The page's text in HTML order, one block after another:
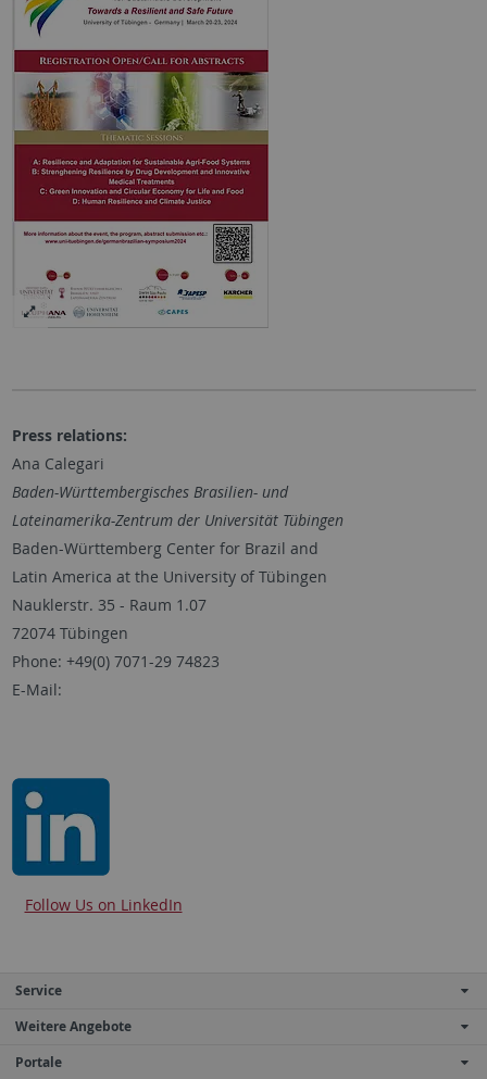
Press relations:
Ana Calegari
Baden-Württembergisches Brasilien- und
Lateinamerika-Zentrum der Universität Tübingen
Baden-Württemberg Center for Brazil and
Latin America at the University of Tübingen
Nauklerstr. 35 - Raum 1.07
72074 Tübingen
Phone: +49(0) 7071-29 74823
E-Mail:
Follow Us on LinkedIn
Service
Weitere Angebote
Portale